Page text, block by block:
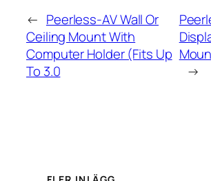
← Peerless-AV Wall Or
Ceiling Mount With
Computer Holder (Fits Up
To 3.0
→